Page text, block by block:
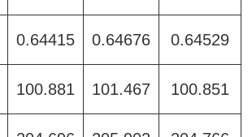
0.64415 0.64676 0.64529
100.881 101.467 100.851